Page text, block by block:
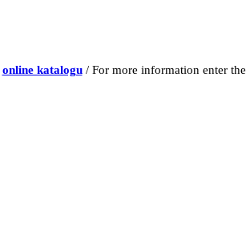
online katalogu/ For more information enter the